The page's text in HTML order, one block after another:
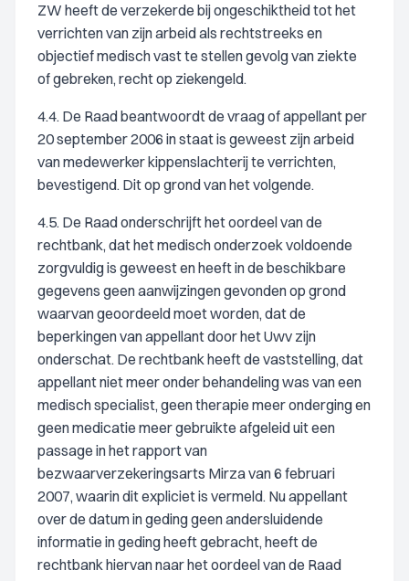
ZW heeft de verzekerde bij ongeschiktheid tot het
verrichten van zijn arbeid als rechtstreeks en
objectief medisch vast te stellen gevolg van ziekte
of gebreken, recht op ziekengeld.
4.4. De Raad beantwoordt de vraag of appellant per
20 september 2006 in staat is geweest zijn arbeid
van medewerker kippenslachterij te verrichten,
bevestigend. Dit op grond van het volgende.
4.5. De Raad onderschrijft het oordeel van de
rechtbank, dat het medisch onderzoek voldoende
zorgvuldig is geweest en heeft in de beschikbare
gegevens geen aanwijzingen gevonden op grond
waarvan geoordeeld moet worden, dat de
beperkingen van appellant door het Uwv zijn
onderschat. De rechtbank heeft de vaststelling, dat
appellant niet meer onder behandeling was van een
medisch specialist, geen therapie meer onderging en
geen medicatie meer gebruikte afgeleid uit een
passage in het rapport van
bezwaarverzekeringsarts Mirza van 6 februari
2007, waarin dit expliciet is vermeld. Nu appellant
over de datum in geding geen andersluidende
informatie in geding heeft gebracht, heeft de
rechtbank hiervan naar het oordeel van de Raad